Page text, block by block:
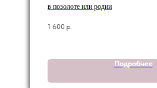
в позолоте или родии
1 600 р.
Подробнее